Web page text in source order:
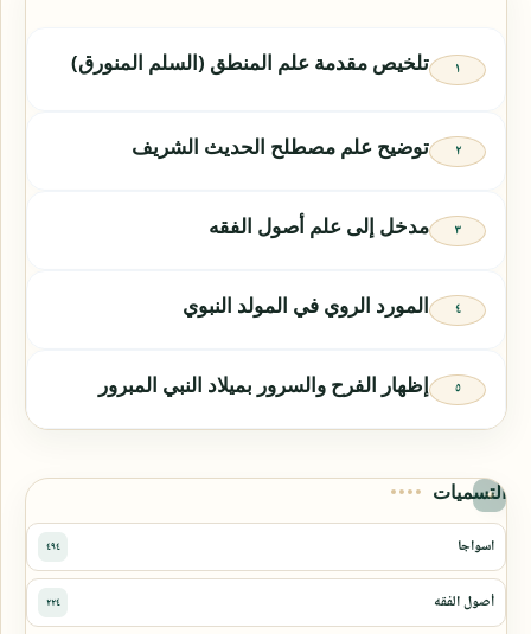
تلخيص مقدمة علم المنطق (السلم المنورق)
توضيح علم مصطلح الحديث الشريف
مدخل إلى علم أصول الفقه
المورد الروي في المولد النبوي
إظهار الفرح والسرور بميلاد النبي المبرور
التسميات